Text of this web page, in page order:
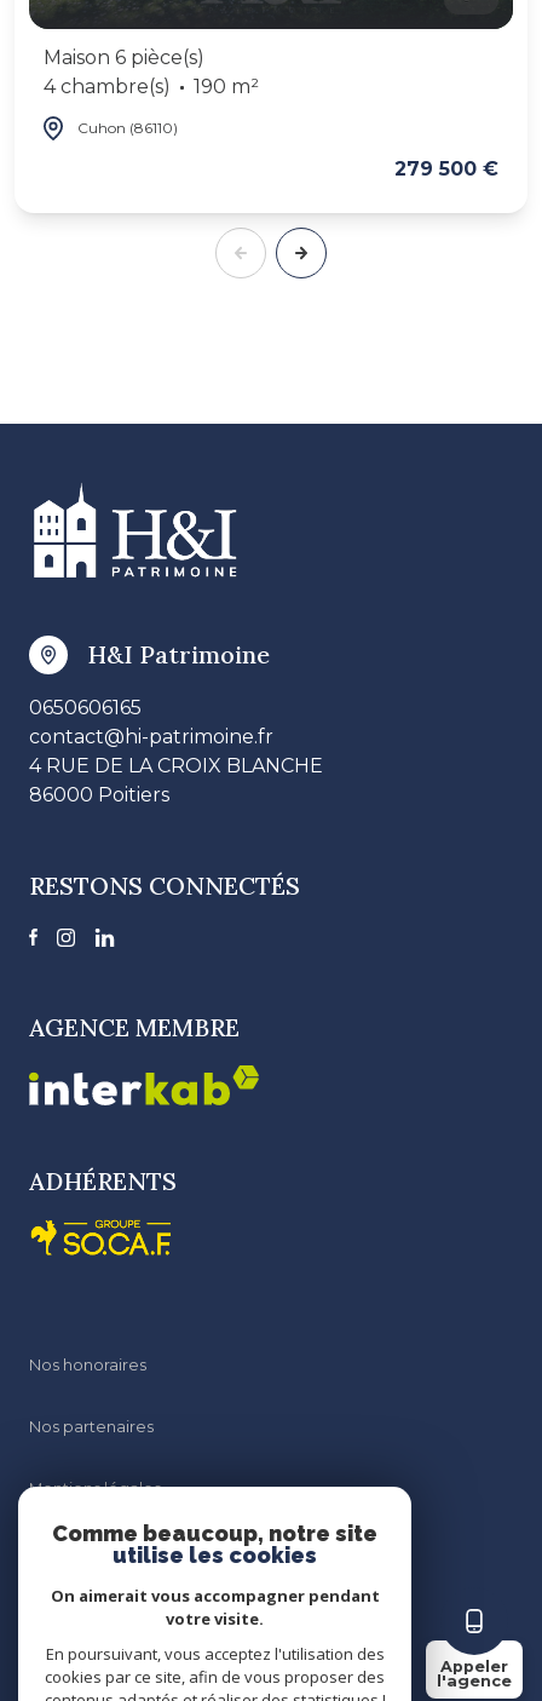
Appeler
l'agence
Maison 6 pièce(s)
4 chambre(s)
190 m²
Cuhon (86110)
279 500 €
H&I Patrimoine
0650606165
contact@hi-patrimoine.fr
4 RUE DE LA CROIX BLANCHE
86000 Poitiers
RESTONS CONNECTÉS
AGENCE MEMBRE
ADHÉRENTS
Nos honoraires
Nos partenaires
Mentions légales
Cookies
Comme beaucoup, notre site
utilise les cookies
On aimerait vous accompagner pendant
votre visite.
En poursuivant, vous acceptez l'utilisation des
cookies par ce site, afin de vous proposer des